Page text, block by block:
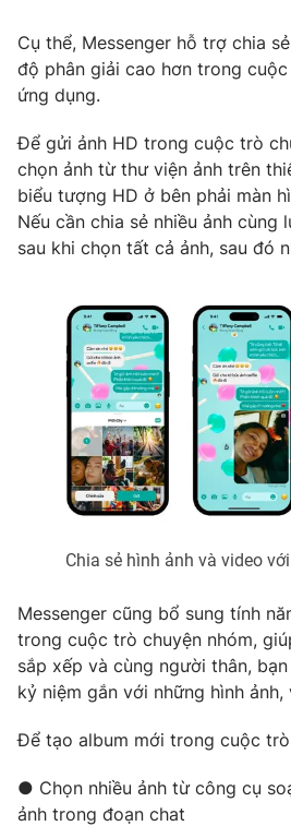
Thế giới đó đây
Câu chuyện quốc tế
Tài chính
Góc doanh nghiệp
Dữ liệu và đời sống
Truyền hình
Phim VTV
Hậu trường
Khán giả
Giải sao mai
Giải trí
Điện ảnh
Âm nhạc
Du lịch
Làm đẹp
Chất lượng cuộc sống
Giáo dục
Tuyển sinh
Học trực tuyến
Công nghệ
Hitech Công nghệ tương lai
Sản phẩm
Giao lưu trực tuyến
Chuyên mục khác
Emagazine
Video
Cụ thể, Messenger hỗ trợ chia
độ phân giải cao hơn trong
ứng dụng.
Để gửi ảnh HD trong cuộc trò
chọn ảnh từ thư viện ảnh trên
biểu tượng HD ở bên phải màn
Nếu cần chia sẻ nhiều ảnh cùng
sau khi chọn tất cả ảnh, sau đó
Chia sẻ hình ảnh và video
Messenger cũng bổ sung tính
trong cuộc trò chuyện nhóm,
sắp xếp và cùng người thân,
kỷ niệm gắn với những hình ảnh,
Để tạo album mới trong cuộc trò
● Chọn nhiều ảnh từ công cụ
ảnh trong đoạn chat